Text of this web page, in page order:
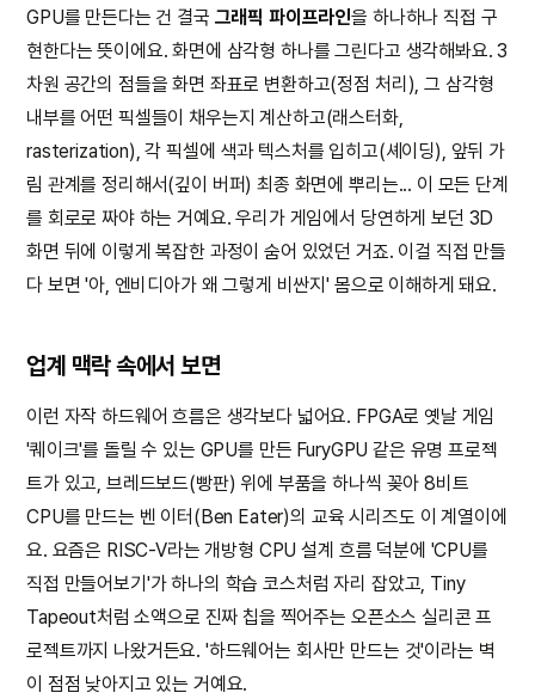
GPU를 만든다는 건 결국 그래픽 파이프라인을 하나하나 직접 구
현한다는 뜻이에요. 화면에 삼각형 하나를 그린다고 생각해봐요. 3
차원 공간의 점들을 화면 좌표로 변환하고(정점 처리), 그 삼각형
내부를 어떤 픽셀들이 채우는지 계산하고(래스터화,
rasterization), 각 픽셀에 색과 텍스처를 입히고(셰이딩), 앞뒤 가
림 관계를 정리해서(깊이 버퍼) 최종 화면에 뿌리는... 이 모든 단계
를 회로로 짜야 하는 거예요. 우리가 게임에서 당연하게 보던 3D
화면 뒤에 이렇게 복잡한 과정이 숨어 있었던 거죠. 이걸 직접 만들
다 보면 '아, 엔비디아가 왜 그렇게 비싼지' 몸으로 이해하게 돼요.
업계 맥락 속에서 보면
이런 자작 하드웨어 흐름은 생각보다 넓어요. FPGA로 옛날 게임
'퀘이크'를 돌릴 수 있는 GPU를 만든 FuryGPU 같은 유명 프로젝
트가 있고, 브레드보드(빵판) 위에 부품을 하나씩 꽂아 8비트
CPU를 만드는 벤 이터(Ben Eater)의 교육 시리즈도 이 계열이에
요. 요즘은 RISC-V라는 개방형 CPU 설계 흐름 덕분에 'CPU를
직접 만들어보기'가 하나의 학습 코스처럼 자리 잡았고, Tiny
Tapeout처럼 소액으로 진짜 칩을 찍어주는 오픈소스 실리콘 프
로젝트까지 나왔거든요. '하드웨어는 회사만 만드는 것'이라는 벽
이 점점 낮아지고 있는 거예요.